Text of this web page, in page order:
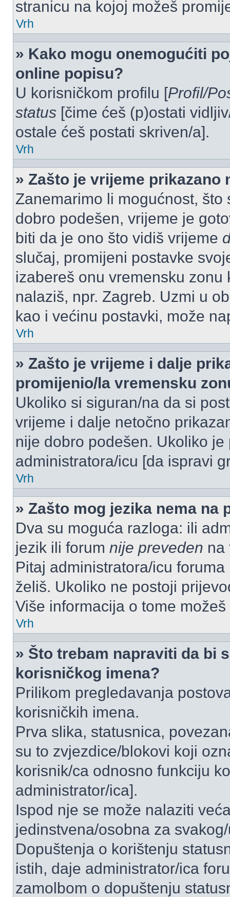
stranicu na kojoj možeš
Vrh
» Kako mogu onemogućiti
online popisu?
U korisničkom profilu [Profil/
status [čime ćeš (p)ostati
ostale ćeš postati skriven/a].
Vrh
» Zašto je vrijeme prikazano
Zanemarimo li mogućnost,
dobro podešen, vrijeme je
biti da je ono što vidiš vrijeme
slučaj, promijeni postavke
izabereš onu vremensku
nalaziš, npr. Zagreb. Uzmi u
kao i većinu postavki, može
Vrh
» Zašto je vrijeme i dalje
promijenio/la vremensku
Ukoliko si siguran/na da si
vrijeme i dalje netočno
nije dobro podešen. Ukoliko
administratora/icu [da ispravi
Vrh
» Zašto mog jezika nema na
Dva su moguća razloga: ili
jezik ili forum nije preveden na
Pitaj administratora/icu
želiš. Ukoliko ne postoji
Više informacija o tome
Vrh
» Što trebam napraviti da bi
korisničkog imena?
Prilikom pregledavanja
korisničkih imena.
Prva slika, statusnica,
su to zvjezdice/blokovi koji
korisnik/ca odnosno funkciju
administrator/ica].
Ispod nje se može nalaziti
jedinstvena/osobna za
Dopuštenja o korištenju
istih, daje administrator/ica
zamolbom o dopuštenju